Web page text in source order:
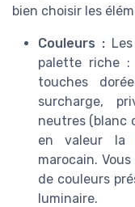
bien choisir les
Couleurs :
palette riche :
touches
surcharge,
neutres (blanc
en valeur la
marocain.
de couleurs
luminaire.